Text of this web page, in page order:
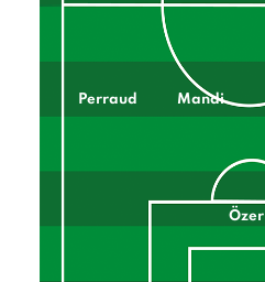
Perraud Mandi
Özer